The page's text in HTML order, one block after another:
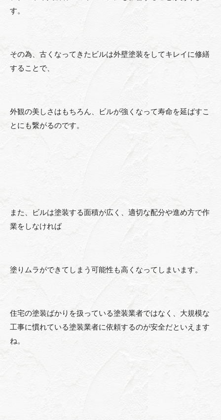
す。
その為、古くなってきたビルは外壁塗装をしてキレイに修繕
することで、
外観の美しさはもちろん、ビルが強くなって寿命を延ばすこ
とにも繋がるのです。
また、ビルは塗装する面積が広く、適切な配分や進め方で作
業をしなければ
塗りムラができてしまう可能性も高くなってしまいます。
住宅の塗装ばかりを扱っている塗装業者ではなく、大規模な
工事に慣れている塗装業者に依頼するのが安全だといえます
ね。